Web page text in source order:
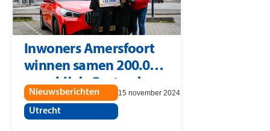
verrast de gelukkige winnaars uit
Maartensdijk met de cheques.
Inwoners Amersfoort
winnen samen 200.000
euro bij de Postcode
Loterij
Nieuwsberichten
Utrecht
15 november 2024